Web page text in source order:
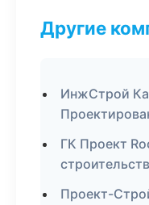
Другие
ИнжСтрой
ГК Проект
Проект-